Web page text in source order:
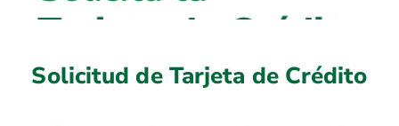
Solicitud de Tarjeta de Crédito